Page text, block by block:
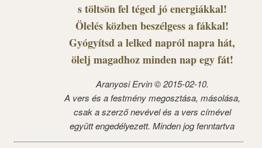
s töltsön fel téged jó energiákkal!
Ölelés közben beszélgess a fákkal!
Gyógyítsd a lelked napról napra hát,
ölelj magadhoz minden nap egy fát!
Aranyosi Ervin © 2015-02-10.
A vers és a festmény megosztása, másolása,
csak a szerző nevével és a vers címével
együtt engedélyezett. Minden jog fenntartva